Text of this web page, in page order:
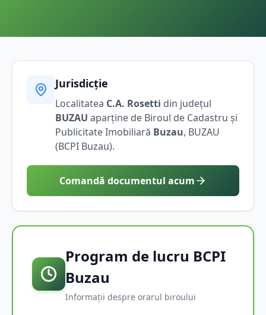
Jurisdicție
Localitatea C.A. Rosetti din județul
BUZAU aparține de Biroul de Cadastru și
Publicitate Imobiliară Buzau, BUZAU
(BCPI Buzau).
Comandă documentul acum
Program de lucru BCPI
Buzau
Informații despre orarul biroului